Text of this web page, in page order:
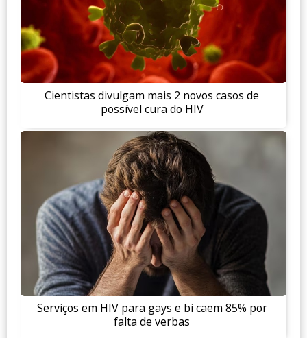
Cientistas divulgam mais 2 novos casos de
possível cura do HIV
Serviços em HIV para gays e bi caem 85% por
falta de verbas